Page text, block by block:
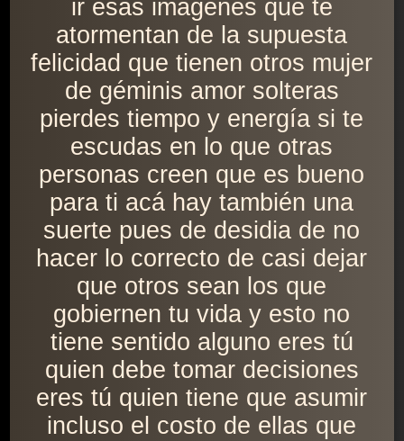
ir esas imágenes que te
atormentan de la supuesta
felicidad que tienen otros mujer
de géminis amor solteras
pierdes tiempo y energía si te
escudas en lo que otras
personas creen que es bueno
para ti acá hay también una
suerte pues de desidia de no
hacer lo correcto de casi dejar
que otros sean los que
gobiernen tu vida y esto no
tiene sentido alguno eres tú
quien debe tomar decisiones
eres tú quien tiene que asumir
incluso el costo de ellas que